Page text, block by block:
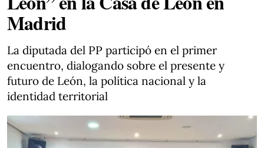
Madrid
La diputada del PP participó en el primer
encuentro, dialogando sobre el presente y
futuro de León, la política nacional y la
identidad territorial